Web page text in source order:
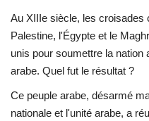
Le citoyen mondial
Documents
L'exposition
Au XIIIe siècle, les croisades
Palestine, l'Égypte et le
unis pour soumettre la nation
arabe. Quel fut le résultat ?
Ce peuple arabe, désarmé
nationale et l'unité arabe, a